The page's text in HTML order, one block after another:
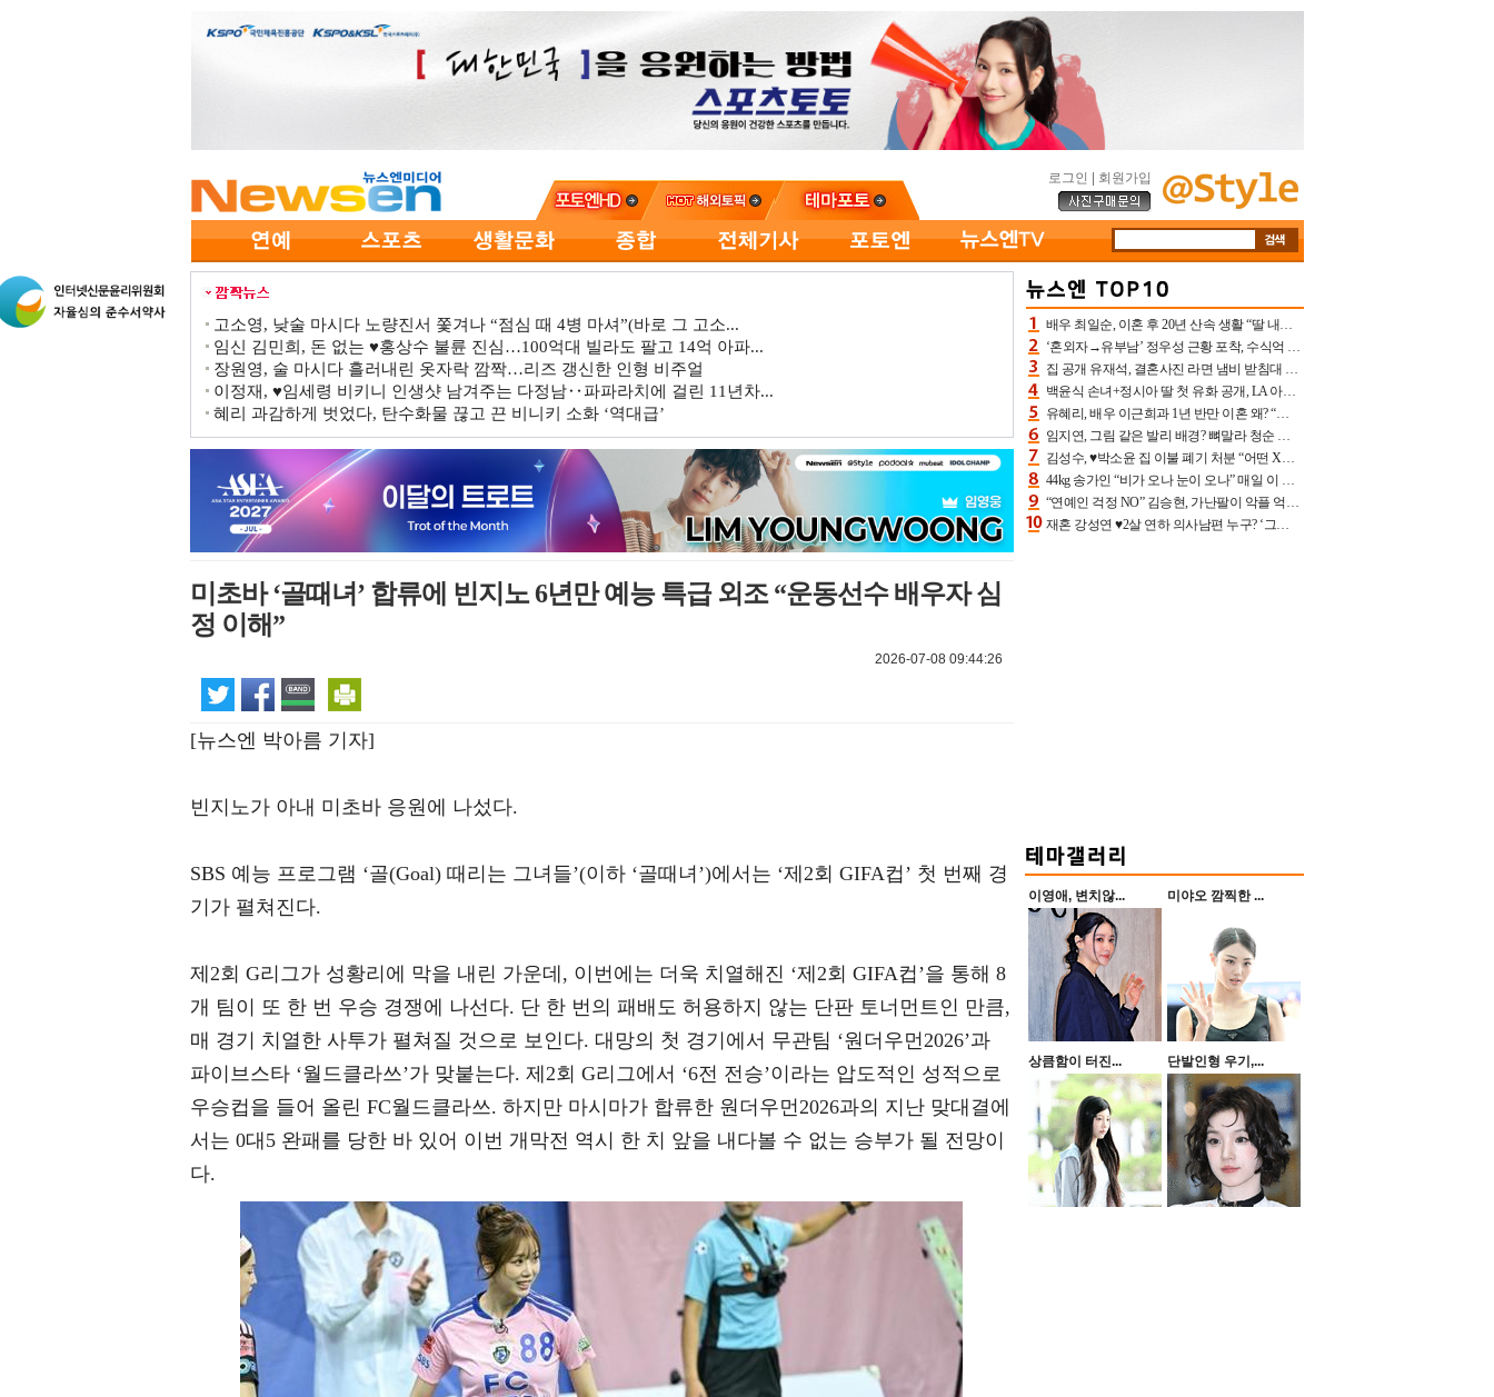
로그인 회원가입
고소영, 낮술 마시다 노량진서 쫓겨나 “점심 때 4병 마셔”(바로 그 고소...
임신 김민희, 돈 없는 ♥홍상수 불륜 진심…100억대 빌라도 팔고 14억 아파...
장원영, 술 마시다 흘러내린 옷자락 깜짝…리즈 갱신한 인형 비주얼
이정재, ♥임세령 비키니 인생샷 남겨주는 다정남‥파파라치에 걸린 11년차...
혜리 과감하게 벗었다, 탄수화물 끊고 끈 비니키 소화 ‘역대급’
미초바 ‘골때녀’ 합류에 빈지노 6년만 예능 특급 외조 “운동선수 배우자 심
정 이해”
2026-07-08 09:44:26
[뉴스엔 박아름 기자]
빈지노가 아내 미초바 응원에 나섰다.
SBS 예능 프로그램 ‘골(Goal) 때리는 그녀들’(이하 ‘골때녀’)에서는 ‘제2회 GIFA컵’ 첫 번째 경
기가 펼쳐진다.
제2회 G리그가 성황리에 막을 내린 가운데, 이번에는 더욱 치열해진 ‘제2회 GIFA컵’을 통해 8
개 팀이 또 한 번 우승 경쟁에 나선다. 단 한 번의 패배도 허용하지 않는 단판 토너먼트인 만큼,
매 경기 치열한 사투가 펼쳐질 것으로 보인다. 대망의 첫 경기에서 무관팀 ‘원더우먼2026’과
파이브스타 ‘월드클라쓰’가 맞붙는다. 제2회 G리그에서 ‘6전 전승’이라는 압도적인 성적으로
우승컵을 들어 올린 FC월드클라쓰. 하지만 마시마가 합류한 원더우먼2026과의 지난 맞대결에
서는 0대5 완패를 당한 바 있어 이번 개막전 역시 한 치 앞을 내다볼 수 없는 승부가 될 전망이
다.
배우 최일순, 이혼 후 20년 산속 생활 “딸 내가 버렸다고 원망‥맘 아파”(특종)[어제TV]
‘혼외자→유부남’ 정우성 근황 포착, 수식억 해킹 피해 후배 만났다 “존경하는”
집 공개 유재석, 결혼사진 라면 냄비 받침대 되고 분노‥가족사진도 피해(놀뭐)[어제TV]
백윤식 손녀+정시아 딸 첫 유화 공개, LA 아트쇼→서울국제조각페스타 작가다운 수준급 실력
유혜리, 배우 이근희과 1년 반만 이혼 왜? “식칼 꽂고 의자 던져” 충격 폭로(특종)[어제TV]
임지연, 그림 같은 발리 배경? 뼈말라 청순 비키니 핏에 상대 안 되네
김성수, ♥박소윤 집 이불 폐기 처분 “어떤 X이랑 썼을지 몰라” 질투(신랑수업2)[어제TV]
44kg 송가인 “비가 오나 눈이 오나” 매일 이 운동, 허벅지 근육량 상승+체지방 감소
“연예인 걱정 NO” 김승현, 가난팔이 악플 억울할만‥아내+딸과 日 여행
재혼 강성연 ♥2살 연하 의사남편 누구? ‘그알’ 자문의에 훈남 비주얼 초엘리트 스펙 [종합]
이영애, 변치않... 미야오 깜찍한 ...
상큼함이 터진... 단발인형 우기,...